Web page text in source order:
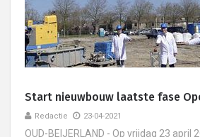
Start nieuwbouw laatste fase
Redactie 23-04-2021
OUD-BEIJERLAND - Op vrijdag 23 april